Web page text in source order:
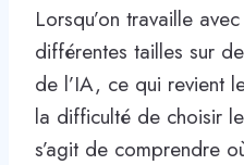
Lorsqu’on travaille
différentes tailles sur
de l’IA, ce qui revient
la difficulté de choisir
s’agit de comprendre